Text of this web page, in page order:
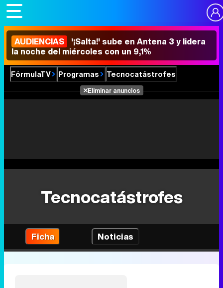
AUDIENCIAS '¡Salta!' sube en Antena 3 y lidera
la noche del miércoles con un 9,1%
FórmulaTV Programas Tecnocatástrofes
Eliminar anuncios
Tecnocatástrofes
Ficha Noticias